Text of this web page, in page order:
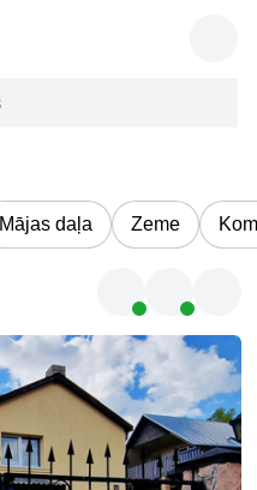
Mājas daļa Zeme